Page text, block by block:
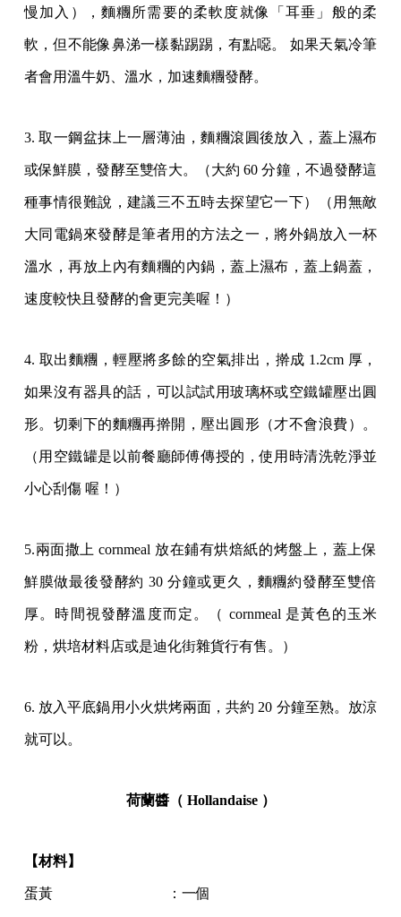
慢加入），麵糰所需要的柔軟度就像「耳垂」般的柔
軟，但不能像鼻涕一樣黏踢踢，有點噁。 如果天氣冷筆
者會用溫牛奶、溫水，加速麵糰發酵。
3. 取一鋼盆抹上一層薄油，麵糰滾圓後放入，蓋上濕布
或保鮮膜，發酵至雙倍大。（大約 60 分鐘，不過發酵這
種事情很難說，建議三不五時去探望它一下）（用無敵
大同電鍋來發酵是筆者用的方法之一，將外鍋放入一杯
溫水，再放上內有麵糰的內鍋，蓋上濕布，蓋上鍋蓋，
速度較快且發酵的會更完美喔！）
4. 取出麵糰，輕壓將多餘的空氣排出，擀成 1.2cm 厚，
如果沒有器具的話，可以試試用玻璃杯或空鐵罐壓出圓
形。切剩下的麵糰再擀開，壓出圓形（才不會浪費）。
（用空鐵罐是以前餐廳師傅傳授的，使用時清洗乾淨並
小心刮傷 喔！）
5.兩面撒上 cornmeal 放在鋪有烘焙紙的烤盤上，蓋上保
鮮膜做最後發酵約 30 分鐘或更久，麵糰約發酵至雙倍
厚。時間視發酵溫度而定。（ cornmeal 是黃色的玉米
粉，烘培材料店或是迪化街雜貨行有售。）
6. 放入平底鍋用小火烘烤兩面，共約 20 分鐘至熟。放涼
就可以。
荷蘭醬（ Hollandaise ）
【材料】
蛋黃 ：一個